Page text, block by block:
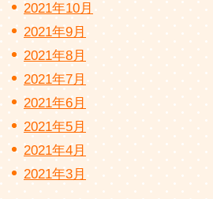
2021年10月
2021年9月
2021年8月
2021年7月
2021年6月
2021年5月
2021年4月
2021年3月